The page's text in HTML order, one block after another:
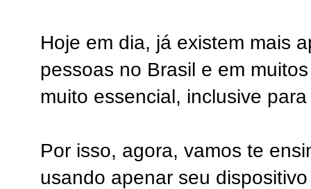
Hoje em dia, já existem mais
pessoas no Brasil e em
muito essencial, inclusive
Por isso, agora, vamos te
usando apenar seu